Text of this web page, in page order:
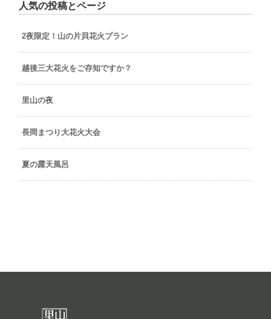
人気の投稿とページ
2夜限定！山の片貝花火プラン
越後三大花火をご存知ですか？
里山の夜
長岡まつり大花火大会
夏の露天風呂